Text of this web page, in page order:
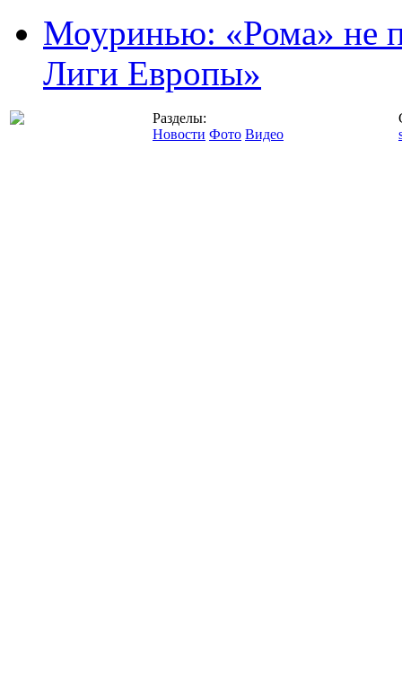
Моуринью: «Рома» не
Лиги Европы»
Разделы:
Новости Фото Видео